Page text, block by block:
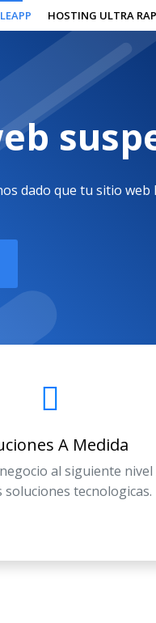
HOSTING ULTRA
dado que tu sitio web
A Medida
al siguiente nivel
soluciones tecnologicas.